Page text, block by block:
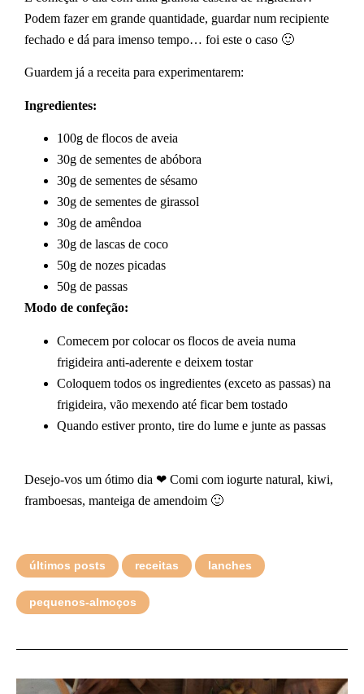
Podem fazer em grande quantidade, guardar num recipiente
fechado e dá para imenso tempo… foi este o caso 🙂
Guardem já a receita para experimentarem:
Ingredientes:
100g de flocos de aveia
30g de sementes de abóbora
30g de sementes de sésamo
30g de sementes de girassol
30g de amêndoa
30g de lascas de coco
50g de nozes picadas
50g de passas
Modo de confeção:
Comecem por colocar os flocos de aveia numa
frigideira anti-aderente e deixem tostar
Coloquem todos os ingredientes (exceto as passas) na
frigideira, vão mexendo até ficar bem tostado
Quando estiver pronto, tire do lume e junte as passas
Desejo-vos um ótimo dia ❤ Comi com iogurte natural, kiwi,
framboesas, manteiga de amendoim 🙂
últimos posts receitas lanches
pequenos-almoços